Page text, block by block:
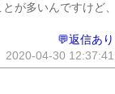
が多いんですけど、
💬返信あり
2020-04-30 12:37:41